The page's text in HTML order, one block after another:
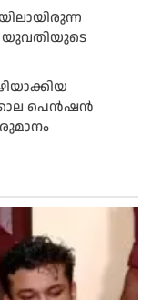
യുവതിയുടെ
പെൻഷൻ